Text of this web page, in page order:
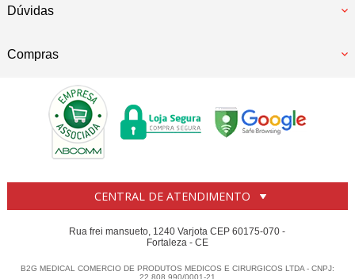
Dúvidas
Compras
CENTRAL DE ATENDIMENTO
Rua frei mansueto, 1240 Varjota CEP 60175-070 -
Fortaleza - CE
B2G MEDICAL COMERCIO DE PRODUTOS MEDICOS E CIRURGICOS LTDA - CNPJ:
22.808.990/0001-21